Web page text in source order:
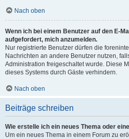
Nach oben
Wenn ich bei einem Benutzer auf den E-
aufgefordert, mich anzumelden.
Nur registrierte Benutzer dürfen die
Nachrichten an andere Benutzer nutzen,
Administration freigeschaltet wurde. Diese
dieses Systems durch Gäste verhindern.
Nach oben
Beiträge schreiben
Wie erstelle ich ein neues Thema oder
Um ein neues Thema in einem Forum zu